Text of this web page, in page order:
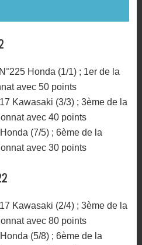
Honda (1/1) ; 1er de la
avec 50 points
Kawasaki (3/3) ; 3ème de la
avec 40 points
(7/5) ; 6ème de la
avec 30 points
Kawasaki (2/4) ; 3ème de la
avec 80 points
(5/8) ; 6ème de la